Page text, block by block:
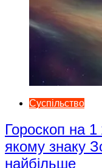
Суспільство
Гороскоп на
якому знаку
найбільше